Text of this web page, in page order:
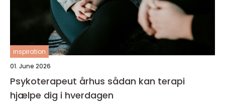
inspiration
01. June 2026
Psykoterapeut århus sådan kan terapi
hjælpe dig i hverdagen